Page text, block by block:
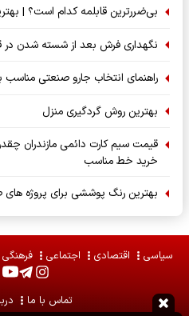
بی‌ضررترین قابلمه کدام است؟ |
نگهداری فرش بعد از شسته شدن در
راهنمای انتخاب جارو صنعتی مناسب
بهترین روش گردگیری منزل
قیمت سیم کارت دائمی مازندران
خرید خط مناسب
بهترین رنگ پوششی برای پروژه
سیاسی اقتصادی اجتماعی فرهنگی
تماس با ما